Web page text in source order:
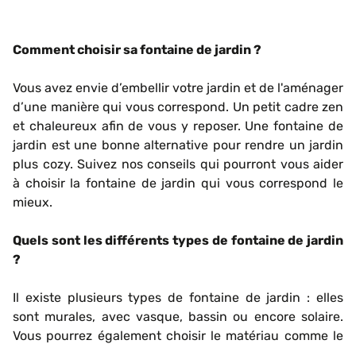
Comment choisir sa fontaine de jardin ?
Vous avez envie d’embellir votre jardin et de l'aménager
d’une manière qui vous correspond. Un petit cadre zen
et chaleureux afin de vous y reposer. Une fontaine de
jardin est une bonne alternative pour rendre un jardin
plus cozy. Suivez nos conseils qui pourront vous aider
à choisir la fontaine de jardin qui vous correspond le
mieux.
Quels sont les différents types de fontaine de jardin
?
Il existe plusieurs types de fontaine de jardin : elles
sont murales, avec vasque, bassin ou encore solaire.
Vous pourrez également choisir le matériau comme le